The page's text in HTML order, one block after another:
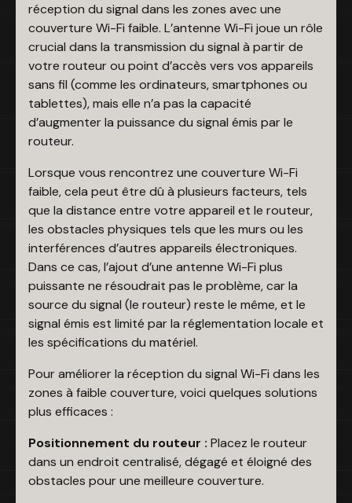
réception du signal dans les zones avec une
couverture Wi-Fi faible. L’antenne Wi-Fi joue un rôle
crucial dans la transmission du signal à partir de
votre routeur ou point d’accès vers vos appareils
sans fil (comme les ordinateurs, smartphones ou
tablettes), mais elle n’a pas la capacité
d’augmenter la puissance du signal émis par le
routeur.
Lorsque vous rencontrez une couverture Wi-Fi
faible, cela peut être dû à plusieurs facteurs, tels
que la distance entre votre appareil et le routeur,
les obstacles physiques tels que les murs ou les
interférences d’autres appareils électroniques.
Dans ce cas, l’ajout d’une antenne Wi-Fi plus
puissante ne résoudrait pas le problème, car la
source du signal (le routeur) reste le même, et le
signal émis est limité par la réglementation locale et
les spécifications du matériel.
Pour améliorer la réception du signal Wi-Fi dans les
zones à faible couverture, voici quelques solutions
plus efficaces :
Positionnement du routeur : Placez le routeur
dans un endroit centralisé, dégagé et éloigné des
obstacles pour une meilleure couverture.